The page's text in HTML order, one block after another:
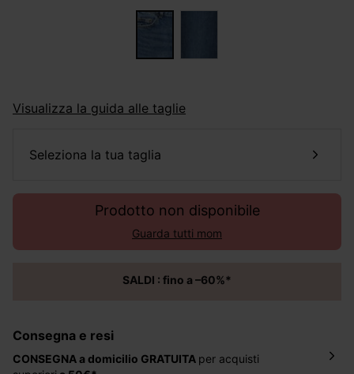
Visualizza la guida alle taglie
seleziona la tua taglia
Prodotto non disponibile
Guarda tutti mom
SALDI : fino a –60%*
Consegna e resi
CONSEGNA a domicilio GRATUITA per acquisti